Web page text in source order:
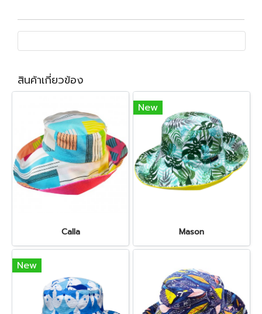
สินค้าเกี่ยวข้อง
Calla
New
Mason
New